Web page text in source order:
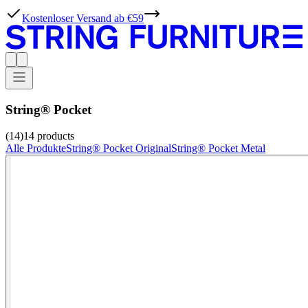
Kostenloser Versand ab €59
String® Pocket
(14)14 products
Alle ProdukteString® Pocket OriginalString® Pocket Metal